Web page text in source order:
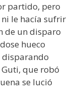
partido, pero
le hacía sufrir
de un disparo
hueco
disparando
que robó
se lució